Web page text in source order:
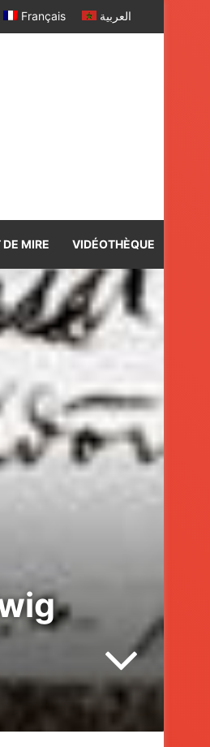
Français العربية
MIRE VIDÉOTHÈQUE